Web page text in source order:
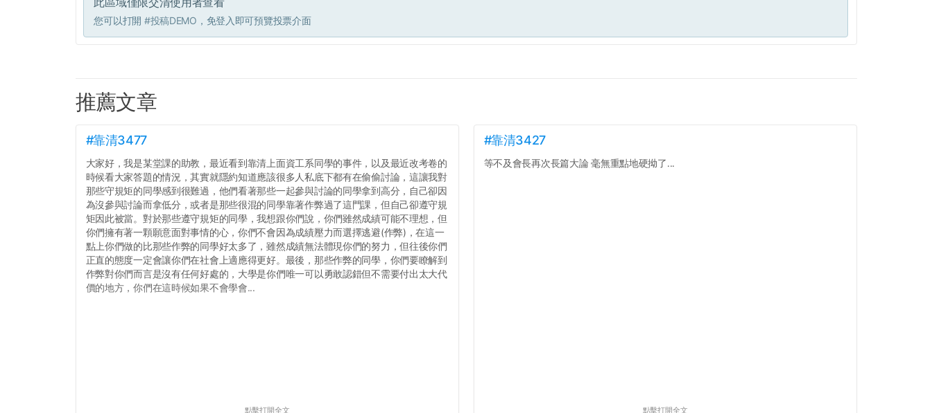
您可以打開 #投稿DEMO ，免登入即可預覽投票介面
推薦文章
#靠清3477
大家好，我是某堂課的助教，最近看到靠清上面資工系同學的事件，以及最近改考卷的
時候看大家答題的情況，其實就隱約知道應該很多人私底下都有在偷偷討論，這讓我對
那些守規矩的同學感到很難過，他們看著那些一起參與討論的同學拿到高分，自己卻因
為沒參與討論而拿低分，或者是那些很混的同學靠著作弊過了這門課，但自己卻遵守規
矩因此被當。對於那些遵守規矩的同學，我想跟你們說，你們雖然成績可能不理想，但
你們擁有著一顆願意面對事情的心，你們不會因為成績壓力而選擇逃避(作弊)，在這一
點上你們做的比那些作弊的同學好太多了，雖然成績無法體現你們的努力，但往後你們
正直的態度一定會讓你們在社會上適應得更好。最後，那些作弊的同學，你們要瞭解到
作弊對你們而言是沒有任何好處的，大學是你們唯一可以勇敢認錯但不需要付出太大代
價的地方，你們在這時候如果不會學會...
點擊打開全文
#靠清3427
等不及會長再次長篇大論 毫無重點地硬拗了...
點擊打開全文